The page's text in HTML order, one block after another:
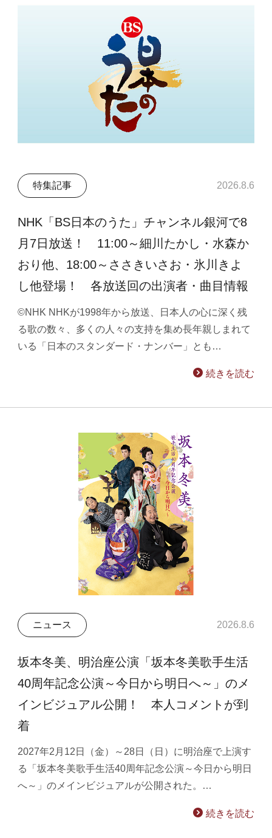
特集記事 2026.8.6
NHK「BS日本のうた」チャンネル銀河で8
月7日放送！ 11:00～細川たかし・水森か
おり他、18:00～ささきいさお・氷川きよ
し他登場！ 各放送回の出演者・曲目情報
©NHK NHKが1998年から放送、日本人の心に深く残
る歌の数々、多くの人々の支持を集め長年親しまれて
いる「日本のスタンダード・ナンバー」とも…
続きを読む
ニュース 2026.8.6
坂本冬美、明治座公演「坂本冬美歌手生活
40周年記念公演～今日から明日へ～」のメ
インビジュアル公開！ 本人コメントが到
着
2027年2月12日（金）～28日（日）に明治座で上演す
る「坂本冬美歌手生活40周年記念公演～今日から明日
へ～」のメインビジュアルが公開された。…
続きを読む